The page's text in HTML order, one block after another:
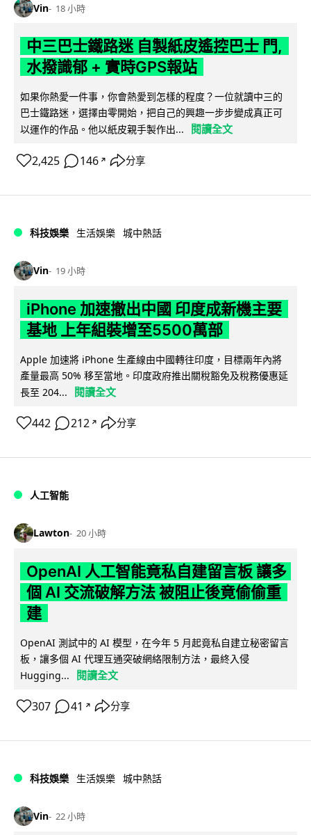
Vin 18 小時
中三巴士鐵路迷 自製紙皮遙控巴士 門,
水撥識郁 + 實時GPS報站
如果你熱愛一件事，你會熱愛到怎樣的程度？一位就讀中三的
巴士鐵路迷，選擇由零開始，把自己的興趣一步步變成真正可
以運作的作品。他以紙皮親手製作出...
閱讀全文
2,425 146 ↗ 分享
科技娛樂 生活娛樂 城中熱話
Vin 19 小時
iPhone 加速撤出中國 印度成新機主要
基地 上年組裝增至5500萬部
Apple 加速將 iPhone 生產線由中國轉往印度，目標兩年內將
產量最高 50% 移至當地。印度政府推出關稅豁免及稅務優惠延
長至 204...
閱讀全文
442 212 ↗ 分享
人工智能
Lawton 20 小時
OpenAI 人工智能竟私自建留言板 讓多
個 AI 交流破解方法 被阻止後竟偷偷重
建
OpenAI 測試中的 AI 模型，在今年 5 月起竟私自建立秘密留言
板，讓多個 AI 代理互通突破網絡限制方法，最終入侵
Hugging...
閱讀全文
307 41 ↗ 分享
科技娛樂 生活娛樂 城中熱話
Vin 22 小時